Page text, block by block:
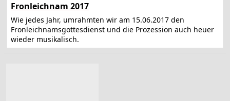
Fronleichnam 2017
Wie jedes Jahr, umrahmten wir am 15.06.2017 den
Fronleichnamsgottesdienst und die Prozession auch heuer
wieder musikalisch.